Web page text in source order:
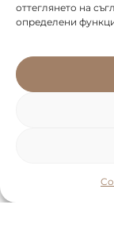
оттеглянето на
определени